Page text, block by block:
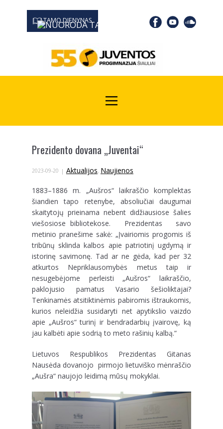
TAMO DIENYNAS
0667 19366
Prezidento dovana „Juventai“
2023-09-20 Aktualijos, Naujienos
1883–1886 m. „Aušros“ laikraščio komplektas
šiandien tapo retenybe, absoliučiai daugumai
skaitytojų prieinama nebent didžiausiose šalies
viešosiose bibliotekose. Prezidentas savo
metinio pranešime sakė: „Įvairiomis progomis iš
tribūnų sklinda kalbos apie patriotinį ugdymą ir
istorinę savimonę. Tad ar ne gėda, kad per 32
atkurtos Nepriklausomybės metus taip ir
nesugebėjome perleisti „Aušros“ laikraščio,
paklojusio pamatus Vasario šešioliktajai?
Tenkinamės atsitiktinėmis pabiromis ištraukomis,
kurios neleidžia susidaryti net apytikslio vaizdo
apie „Aušros“ turinį ir bendradarbių įvairovę, ką
jau kalbėti apie sodrią to meto rašinių kalbą.“
Lietuvos Respublikos Prezidentas Gitanas
Nausėda dovanojo pirmojo lietuviško mėnraščio
„Aušra“ naujojo leidimą mūsų mokyklai.